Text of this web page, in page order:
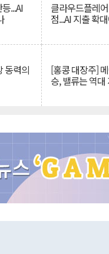
...AI 클라우드플레
점...AI 지출 확
동력의 [홍콩 대장주]
승, 밸류는 역대